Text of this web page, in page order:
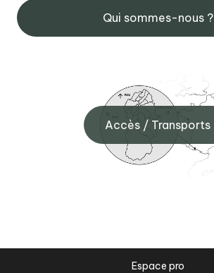
Qui sommes-nous ?
Accès / Transports
Espace pro